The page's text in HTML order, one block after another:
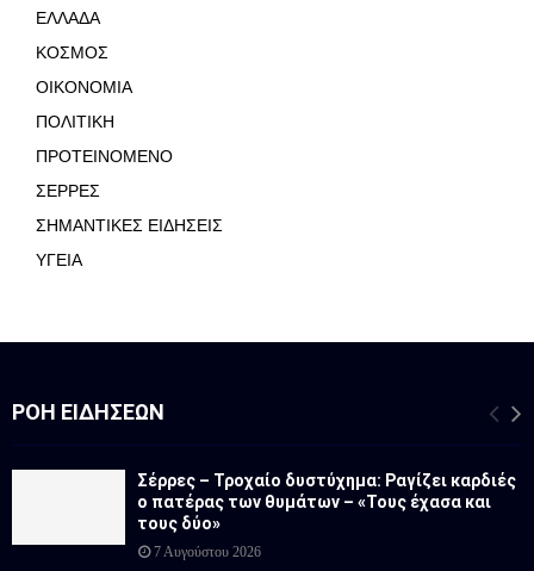
ΕΛΛΑΔΑ
ΚΟΣΜΟΣ
ΟΙΚΟΝΟΜΙΑ
ΠΟΛΙΤΙΚΗ
ΠΡΟΤΕΙΝΟΜΕΝΟ
ΣΕΡΡΕΣ
ΣΗΜΑΝΤΙΚΕΣ ΕΙΔΗΣΕΙΣ
ΥΓΕΙΑ
ΡΟΉ ΕΙΔΉΣΕΩΝ
Σέρρες – Τροχαίο δυστύχημα: Ραγίζει καρδιές
ο πατέρας των θυμάτων – «Τους έχασα και
τους δύο»
7 Αυγούστου 2026